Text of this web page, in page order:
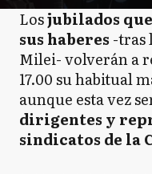
Losjubilados
sus haberes -tras
Milei- volverán a
17.00 su habitual
aunque esta vez
dirigentes y
sindicatos de la